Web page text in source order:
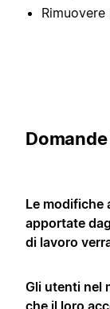
Le modifiche
apportate
di lavoro
Gli utenti nel
che il loro